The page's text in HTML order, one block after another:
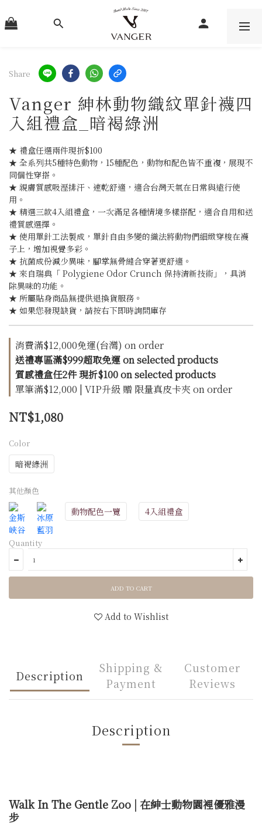
Share
Vanger 紳林動物織紋單針襪四
入組禮盒_暗褐綠洲
★ 禮盒任選兩件現折$100
★ 全系列共5種特色動物，15種配色，動物和配色皆不重複，展現不
同個性穿搭。
★ 親膚質感吸溼排汗、速乾舒適，適合台灣天氣在日常與遠行使
用。
★ 精選三款4入組禮盒，一次滿足各種情境多樣搭配，適合自用和送
禮質感選擇。
★ 使用單針工法製成，單針自由多變的織法將動物們細緻穿梭在襪
子上，增加視覺多彩。
★ 抗菌成份減少異味，腳掌無骨縫合穿著更舒適。
★ 來自瑞典「 Polygiene Odor Crunch 保持清新技術」，具消
除異味的功能。
★ 所屬貼身商品無提供退換貨服務。
★ 如果您發現缺貨，請按右下即時詢問庫存
消費滿$12,000免運(台灣) on order
送禮專區滿$999超取免運 on selected products
質感禮盒任2件 現折$100 on selected products
單筆滿$12,000 | VIP升級 贈 限量真皮卡夾 on order
NT$1,080
Color
暗褐綠洲
其他顏色
動物配色一覽 4入組禮盒
Quantity
ADD TO CART
Add to Wishlist
Description
Shipping &
Payment
Customer
Reviews
Description
Walk In The Gentle Zoo | 在紳士動物園裡優雅漫
步